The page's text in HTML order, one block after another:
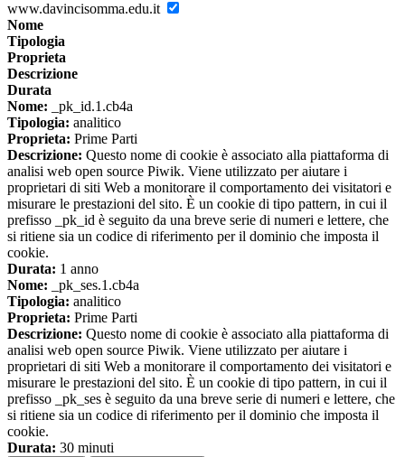
www.davincisomma.edu.it
Nome
Tipologia
Proprieta
Descrizione
Durata
Nome: _pk_id.1.cb4a
Tipologia: analitico
Proprieta: Prime Parti
Descrizione: Questo nome di cookie è associato alla piattaforma di
analisi web open source Piwik. Viene utilizzato per aiutare i
proprietari di siti Web a monitorare il comportamento dei visitatori e
misurare le prestazioni del sito. È un cookie di tipo pattern, in cui il
prefisso _pk_id è seguito da una breve serie di numeri e lettere, che
si ritiene sia un codice di riferimento per il dominio che imposta il
cookie.
Durata: 1 anno
Nome: _pk_ses.1.cb4a
Tipologia: analitico
Proprieta: Prime Parti
Descrizione: Questo nome di cookie è associato alla piattaforma di
analisi web open source Piwik. Viene utilizzato per aiutare i
proprietari di siti Web a monitorare il comportamento dei visitatori e
misurare le prestazioni del sito. È un cookie di tipo pattern, in cui il
prefisso _pk_ses è seguito da una breve serie di numeri e lettere, che
si ritiene sia un codice di riferimento per il dominio che imposta il
cookie.
Durata: 30 minuti